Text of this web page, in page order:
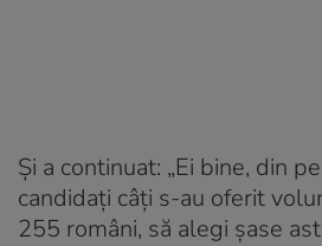
Și a continuat: „Ei bine, din
candidați câți s-au oferit
255 români, să alegi șase